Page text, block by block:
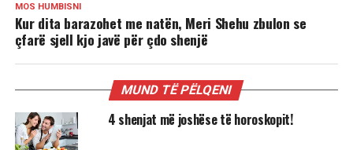
MOS HUMBISNI
Kur dita barazohet me natën, Meri Shehu zbulon se
çfarë sjell kjo javë për çdo shenjë
MUND TË PËLQENI
4 shenjat më joshëse të horoskopit!